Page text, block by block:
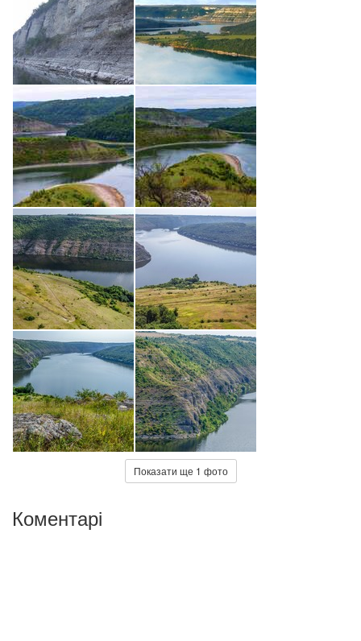
Показати ще 1 фото
Коментарі